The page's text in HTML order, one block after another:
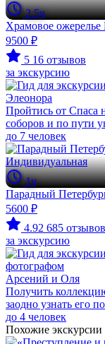
2.5ч
Храмовое ожерелье
9500 ₽
5 16 отзывов
за экскурсию
Элеонора
Пройтись от Спаса
соборов и по пути
до 7 человек
Индивидуальная
1ч
Парадный
5600 ₽
4.92 685 отзывов
за экскурсию
Арсений и Оля
Получить
заодно узнать его
до 4 человек
Похожие экскурсии